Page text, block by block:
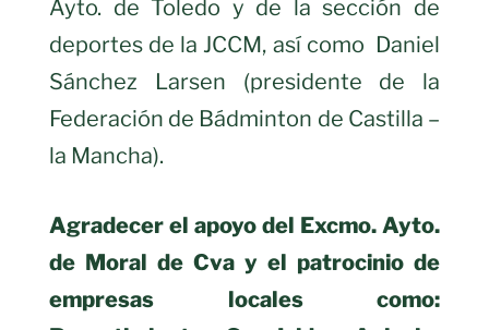
Ayto. de Toledo y de la sección de
deportes de la JCCM, así como Daniel
Sánchez Larsen (presidente de la
Federación de Bádminton de Castilla –
la Mancha).
Agradecer el apoyo del Excmo. Ayto.
de Moral de Cva y el patrocinio de
empresas locales como: